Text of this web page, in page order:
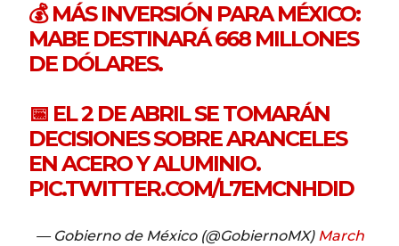
💰 MÁS INVERSIÓN PARA MÉXICO:
MABE DESTINARÁ 668 MILLONES
DE DÓLARES.
📅 EL 2 DE ABRIL SE TOMARÁN
DECISIONES SOBRE ARANCELES
EN ACERO Y ALUMINIO.
PIC.TWITTER.COM/L7EMCNHDID
— Gobierno de México (@GobiernoMX) March